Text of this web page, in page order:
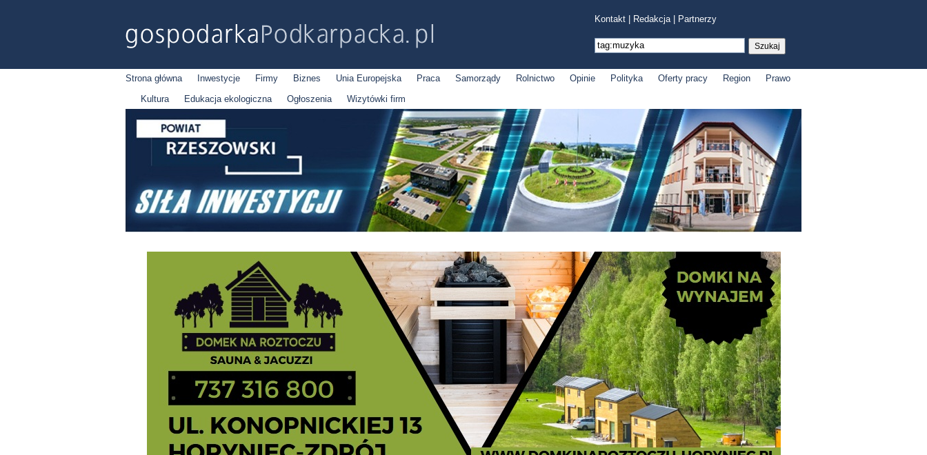
Kontakt Redakcja| Partnerzy
Strona główna Inwestycje Firmy Biznes Unia Europejska Praca Samorządy Rolnictwo Opinie Polityka Oferty pracy Region
Prawo
Kultura
Edukacja ekologiczna Ogłoszenia Wizytówki firm